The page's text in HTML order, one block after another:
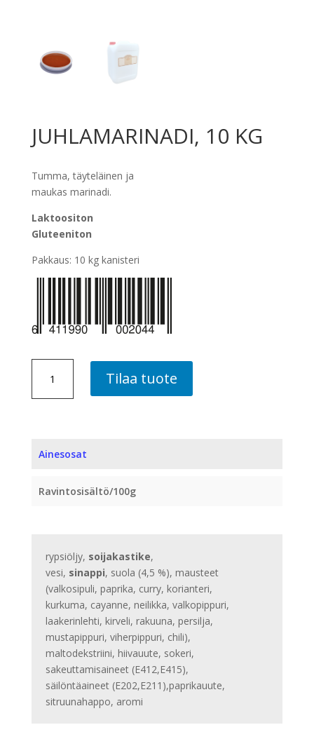
JUHLAMARINADI, 10 KG
Tumma, täyteläinen ja
maukas marinadi.
Laktoositon
Gluteeniton
Pakkaus: 10 kg kanisteri
JUHLAMARINADI,
KG
Tilaa tuote
Ainesosat
Ravintosisältö/100g
rypsiöljy, soijakastike,
vesi, sinappi, suola (4,5 %), mausteet
(valkosipuli, paprika, curry, korianteri,
kurkuma, cayanne, neilikka, valkopippuri,
laakerinlehti, kirveli, rakuuna, persilja,
mustapippuri, viherpippuri, chili),
maltodekstriini, hiivauute, sokeri,
sakeuttamisaineet (E412,E415),
säilöntäaineet (E202,E211),paprikauute,
sitruunahappo, aromi